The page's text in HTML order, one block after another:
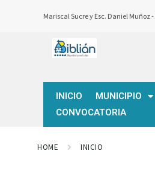
Mariscal Sucre y Esc. Daniel Muñoz -
INICIO MUNICIPIO
CONVOCATORIA
HOME INICIO